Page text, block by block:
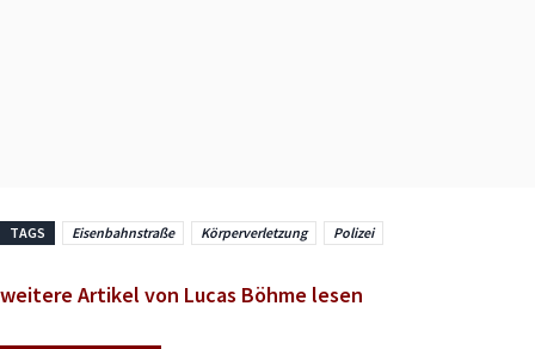
TAGS Eisenbahnstraße Körperverletzung Polizei
weitere Artikel von Lucas Böhme lesen